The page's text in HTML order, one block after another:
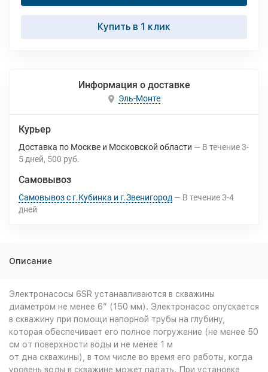
Купить в 1 клик
Информация о доставке
Эль-Монте
Курьер
Доставка по Москве и Московской области В течение3-
5 дней 500 руб.
Самовывоз
Самовывоз с г.Кубинка и г.Звенигород В течение3-4
дней
Описание
Электронасосы 6SR устанавливаются в скважины
диаметром не менее 6” (150 мм). Электронасос опускается
в скважину при помощи напорной трубы на глубину,
которая обеспечивает его полное погружение (не менее 50
см от поверхности воды и не менее 1 м
от дна скважины), в том числе во время его работы, когда
уровень воды в скважине может падать. При установке